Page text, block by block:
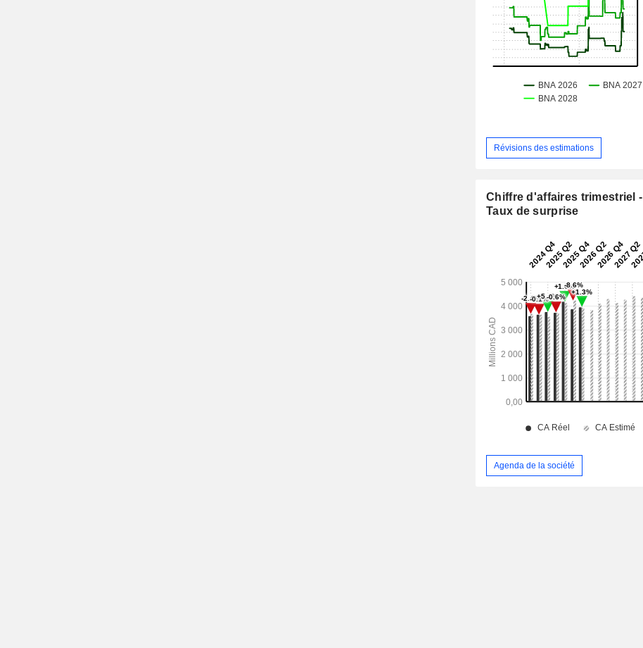
Révisions des estimations
Chiffre d'affaires trimestriel -
Taux de surprise
Agenda de la société